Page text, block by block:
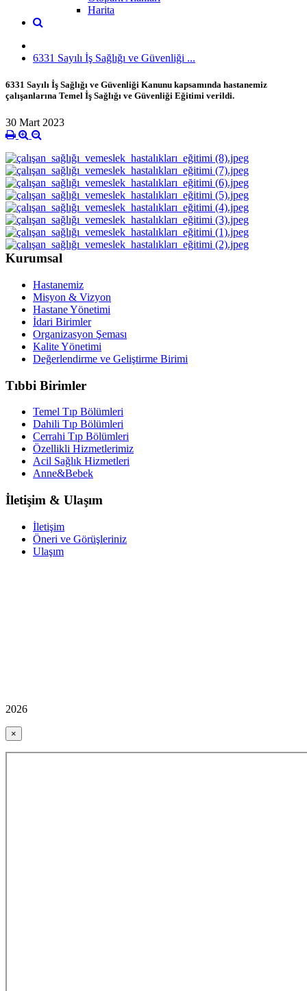
Harita
6331 Sayılı İş Sağlığı ve Güvenliği ...
6331 Sayılı İş Sağlığı ve Güvenliği Kanunu kapsamında hastanemiz
çalışanlarına Temel İş Sağlığı ve Güvenliği Eğitimi verildi.
30 Mart 2023
Kurumsal
Hastanemiz
Misyon & Vizyon
Hastane Yönetimi
İdari Birimler
Organizasyon Şeması
Kalite Yönetimi
Değerlendirme ve Geliştirme Birimi
Tıbbi Birimler
Temel Tıp Bölümleri
Dahili Tıp Bölümleri
Cerrahi Tıp Bölümleri
Özellikli Hizmetlerimiz
Acil Sağlık Hizmetleri
Anne&Bebek
İletişim & Ulaşım
İletişim
Öneri ve Görüşleriniz
Ulaşım
2026
×